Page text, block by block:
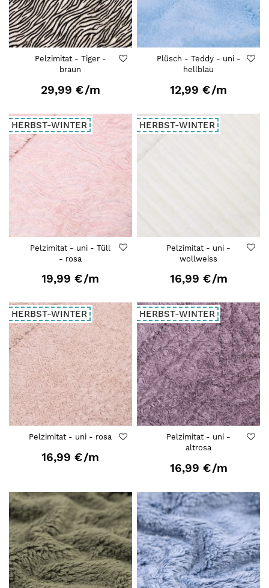
Pelzimitat - Tiger -
braun
29,99 €/m
Plüsch - Teddy - uni -
hellblau
12,99 €/m
HERBST-WINTER
Pelzimitat - uni - Tüll
- rosa
19,99 €/m
HERBST-WINTER
Pelzimitat - uni -
wollweiss
16,99 €/m
HERBST-WINTER
Pelzimitat - uni - rosa
16,99 €/m
HERBST-WINTER
Pelzimitat - uni -
altrosa
16,99 €/m